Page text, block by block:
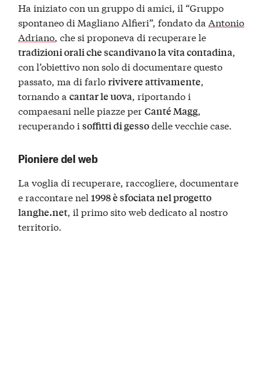
Ha iniziato con un gruppo di amici, il “Gruppo
spontaneo di Magliano Alfieri”, fondato daAntonio
Adriano, che si proponeva di recuperare le
tradizioni orali che scandivano la vita contadina,
con l’obiettivo non solo di documentare questo
passato, ma di farlorivivere attivamente,
tornando acantar le uova, riportando i
compaesani nelle piazze perCanté Magg,
recuperando isoffitti di gessodelle vecchie case.
Pioniere del web
La voglia di recuperare, raccogliere, documentare
e raccontare nel1998 è sfociata nel progetto
langhe.net , il primo sito web dedicato al nostro
territorio.